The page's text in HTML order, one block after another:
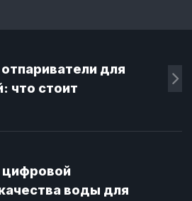
для
что стоит
цифровой
воды для